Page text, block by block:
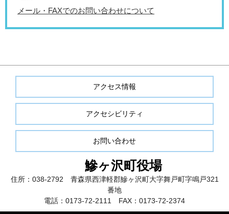
メール・FAXでのお問い合わせについて
アクセス情報
アクセシビリティ
お問い合わせ
鰺ヶ沢町役場
住所：038-2792 青森県西津軽郡鰺ヶ沢町大字舞戸町字鳴戸321
番地
電話：0173-72-2111 FAX：0173-72-2374